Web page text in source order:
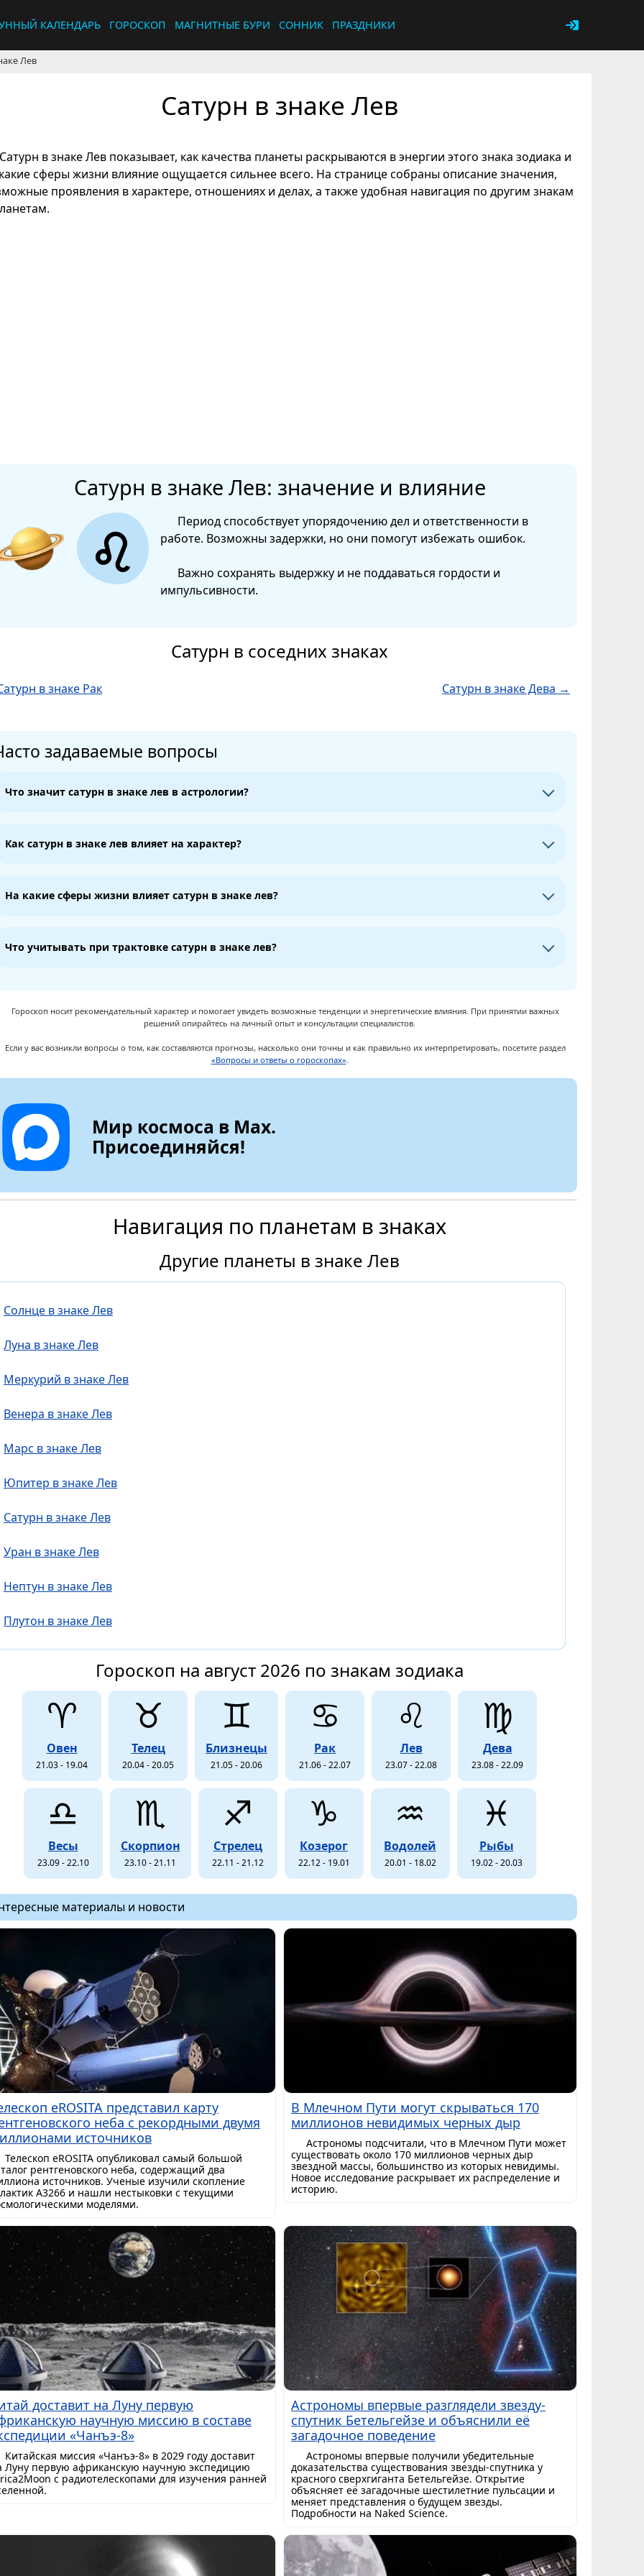
КАЛЕНДАРЬ ГОРОСКОП МАГНИТНЫЕ БУРИ СОННИК ПРАЗДНИКИ
Лев
Сатурн в знаке Лев
Сатурн в знаке Лев показывает, как качества планеты раскрываются в энергии этого знака зодиака и
сферы жизни влияние ощущается сильнее всего. На странице собраны описание значения,
проявления в характере, отношениях и делах, а также удобная навигация по другим знакам
Сатурн в знаке Лев: значение и влияние
Период способствует упорядочению дел и ответственности в
работе. Возможны задержки, но они помогут избежать ошибок.
Важно сохранять выдержку и не поддаваться гордости и
импульсивности.
Сатурн в соседних знаках
в знаке Рак Сатурн в знаке Дева →
задаваемые вопросы
Что значит сатурн в знаке лев в астрологии?
Как сатурн в знаке лев влияет на характер?
На какие сферы жизни влияет сатурн в знаке лев?
Что учитывать при трактовке сатурн в знаке лев?
Гороскоп носит рекомендательный характер и помогает увидеть возможные тенденции и энергетические влияния. При принятии важных
решений опирайтесь на личный опыт и консультации специалистов.
Если у вас возникли вопросы о том, как составляются прогнозы, насколько они точны и как правильно их интерпретировать, посетите раздел
«Вопросы и ответы о гороскопах»
Мир космоса в Max.
Присоединяйся!
Навигация по планетам в знаках
Другие планеты в знаке Лев
Солнце в знаке Лев
Луна в знаке Лев
Меркурий в знаке Лев
Венера в знаке Лев
Марс в знаке Лев
Юпитер в знаке Лев
Сатурн в знаке Лев
Уран в знаке Лев
Нептун в знаке Лев
Плутон в знаке Лев
Гороскоп на август 2026 по знакам зодиака
♈
Овен
21.03 - 19.04
♉
Телец
20.04 - 20.05
♊
Близнецы
21.05 - 20.06
♋
Рак
21.06 - 22.07
♌
Лев
23.07 - 22.08
♍
Дева
23.08 - 22.09
♎
Весы
23.09 - 22.10
♏
Скорпион
23.10 - 21.11
♐
Стрелец
22.11 - 21.12
♑
Козерог
22.12 - 19.01
♒
Водолей
20.01 - 18.02
♓
Рыбы
19.02 - 20.03
материалы и новости
eROSITA представил карту
неба с рекордными двумя
источников
Телескоп eROSITA опубликовал самый большой
рентгеновского неба, содержащий два
источников. Ученые изучили скопление
A3266 и нашли нестыковки с текущими
моделями.
В Млечном Пути могут скрываться 170
миллионов невидимых черных дыр
Астрономы подсчитали, что в Млечном Пути может
существовать около 170 миллионов черных дыр
звездной массы, большинство из которых невидимы.
Новое исследование раскрывает их распределение и
историю.
доставит на Луну первую
научную миссию в составе
«Чанъэ-8»
Китайская миссия «Чанъэ-8» в 2029 году доставит
Луну первую африканскую научную экспедицию
с радиотелескопами для изучения ранней
Астрономы впервые разглядели звезду-
спутник Бетельгейзе и объяснили её
загадочное поведение
Астрономы впервые получили убедительные
доказательства существования звезды-спутника у
красного сверхгиганта Бетельгейзе. Открытие
объясняет её загадочные шестилетние пульсации и
меняет представления о будущем звезды.
Подробности на Naked Science.